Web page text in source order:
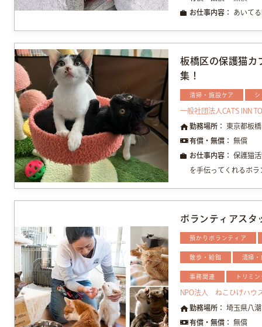
お仕事内容： あいて
板橋区の保護猫カ
集！
清掃・施設ケア
一般社団法人CAT'S INN
勤務場所： 東京都板
有償・無償： 無償
お仕事内容： 保護猫
を手伝ってくれるボ
ボランティアスタ
預かりボランティア
散歩・給餌 清掃
事務関連 トリミ
NPO法人 ねこひげハウ
勤務場所： 埼玉県八
有償・無償： 無償